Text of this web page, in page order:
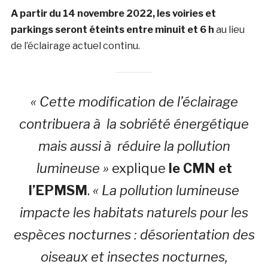
A partir du 14 novembre 2022, les voiries et
parkings seront éteints entre minuit et 6 h au lieu
de l’éclairage actuel continu.
« Cette modification de l’éclairage
contribuera à la sobriété énergétique
mais aussi à réduire la pollution
lumineuse » explique le CMN et
l’EPMSM. « La pollution lumineuse
impacte les habitats naturels pour les
espèces nocturnes : désorientation des
oiseaux et insectes nocturnes,